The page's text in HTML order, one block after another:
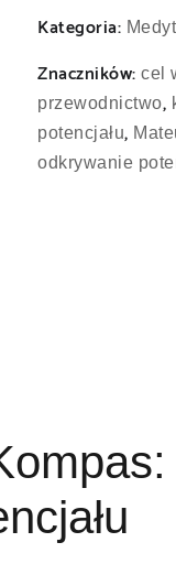
Kategoria:
Znaczników:cel
przewodnictwo,
potencjału,
odkrywanie